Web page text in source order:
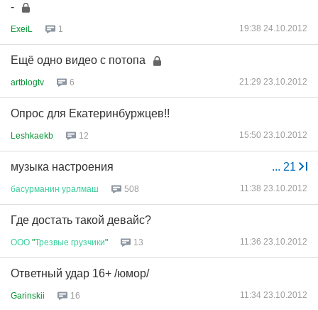
-
ExeiL 1 19:38 24.10.2012
Ещё одно видео с потопа
artblogtv 6 21:29 23.10.2012
Опрос для Екатеринбуржцев!!
Leshkaekb 12 15:50 23.10.2012
... 21
музыка настроения
басурманин уралмаш 508 11:38 23.10.2012
Где достать такой девайс?
ООО "Трезвые грузчики" 13 11:36 23.10.2012
Ответный удар 16+ /юмор/
Garinskii 16 11:34 23.10.2012